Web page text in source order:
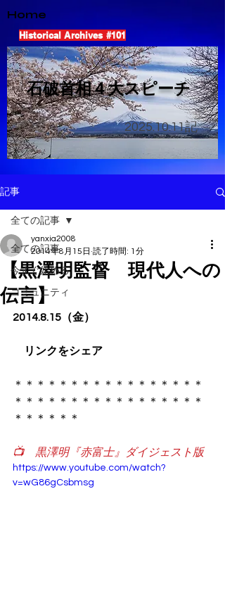
Home
Historical Archives #101
​石破首相４大スピーチ
2025.10.11記
記事
全ての記事
今すぐ始める
コミュニティ
全ての記事
【黒澤明監督 現代人への
伝言】
yanxia2008
2014年8月15日 読了時間: 1分
2014.8.15（金）
リンクをシェア
​＊＊＊＊＊＊＊＊＊＊＊＊＊＊＊＊＊
＊＊＊＊＊＊＊＊＊＊＊＊＊＊＊＊＊
＊＊＊＊＊＊
📺　黒澤明『赤富士』ダイジェスト版
https://www.youtube.com/watch?
v=wG86gCsbmsg